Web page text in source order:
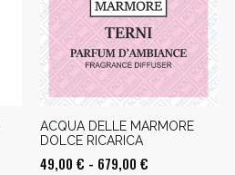
ACQUA DELLE MARMORE
DOLCE RICARICA
49,00 € - 679,00 €